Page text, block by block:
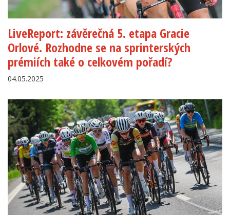
LiveReport: závěrečná 5. etapa Gracie
Orlové. Rozhodne se na sprinterských
prémiích také o celkovém pořadí?
04.05.2025